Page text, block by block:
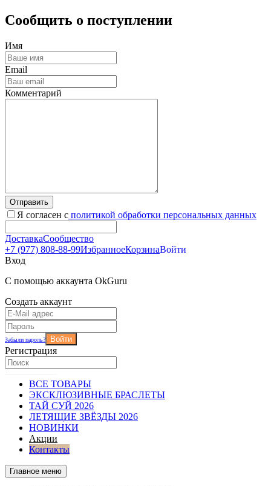
Сообщить о поступлении
Имя
Email
Комментарий
Отправить
Я согласен с политикой обработки персональных данных
ДоставкаСообщество
+7 (977) 808-88-99ИзбранноеКорзинаВойти
Вход
С помощью аккаунта OkGuru
Создать аккаунт
Забыли пароль? Войти
Регистрация
ВСЕ ТОВАРЫ
ЭКСКЛЮЗИВНЫЕ БРАСЛЕТЫ
ТАЙ СУЙ 2026
ЛЕТЯЩИЕ ЗВЁЗДЫ 2026
НОВИНКИ
Акции
Контакты
Главное меню